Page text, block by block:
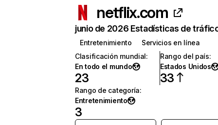
netflix.com
junio de 2026 Estadísticas de
Entretenimiento
Servicios en línea
Clasificación mundial:
En todo el mundo
23
Rango del país:
Estados Unidos
33
Rango de categoría:
Entretenimiento
3